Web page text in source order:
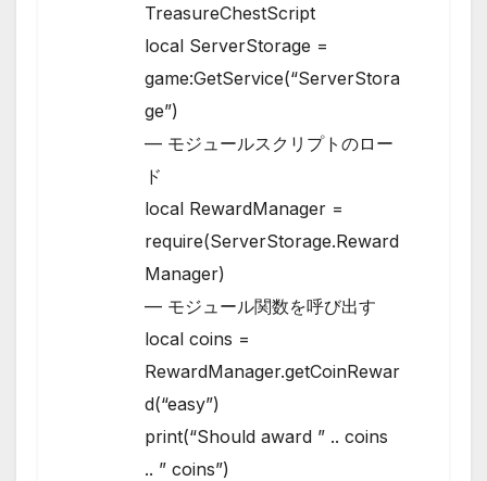
TreasureChestScript
local ServerStorage =
game:GetService(“ServerStora
ge”)
— モジュールスクリプトのロー
ド
local RewardManager =
require(ServerStorage.Reward
Manager)
— モジュール関数を呼び出す
local coins =
RewardManager.getCoinRewar
d(“easy”)
print(“Should award ” .. coins
.. ” coins”)